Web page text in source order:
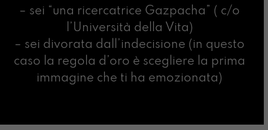
– sei “una ricercatrice Gazpacha” ( c/o
l’Università della Vita)
– sei divorata dall’indecisione (in questo
caso la regola d’oro è scegliere la prima
immagine che ti ha emozionata)